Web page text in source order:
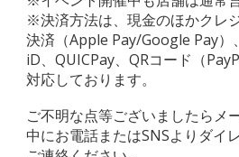
※決済方法は、現金のほかクレ
決済（Apple Pay/Google Pay）
iD、QUICPay、QRコード（
対応しております。
ご不明な点等ございましたらメ
中にお電話またはSNSよりダイ